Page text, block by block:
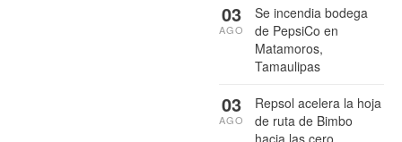
Se incendia bodega
de PepsiCo en
Matamoros,
Tamaulipas
03
AGO
Repsol acelera la hoja
de ruta de Bimbo
03
AGO